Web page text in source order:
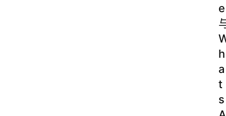
e
h
a
t
s